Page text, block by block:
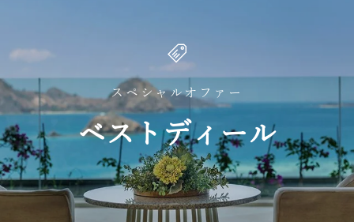
スペシャルオファー
ベストディール